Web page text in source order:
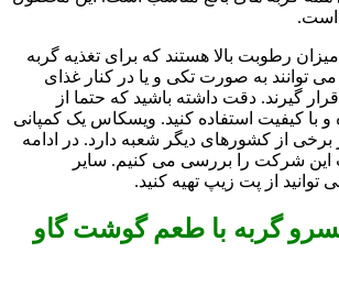
است.
رطوبت بالا هستند که برای تغذیه گربه
می توانند به صورت تکی و یا در کنار غذای
گیرند. دقت داشته باشید که حتما از
با کیفیت استفاده کنید. ویسکاس یک کمپانی
برخی از کشورهای دیگر شعبه دارد. در ادامه
این شرکت را بررسی می کنیم. سایر
توانید از پت زیپ تهیه کنید.
گربه با طعم گوشت گاو